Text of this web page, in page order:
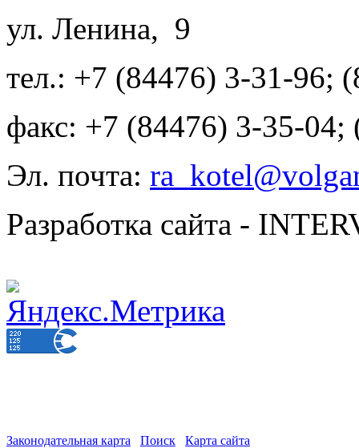
ул. Ленина, 9
тел.: +7 (84476) 3-31-96;
факс: +7 (84476) 3-35-04;
Эл. почта:
Разработка сайта -
Законодательная карта Поиск Карта сайта